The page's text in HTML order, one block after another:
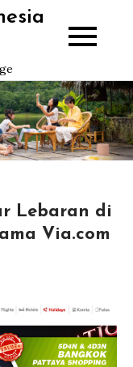
Lebaran di
Via.com